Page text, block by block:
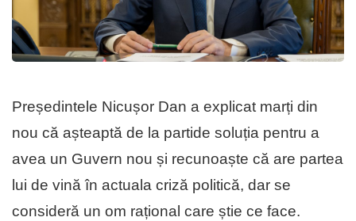
Președintele Nicușor Dan a explicat marți din
nou că așteaptă de la partide soluția pentru a
avea un Guvern nou și recunoaște că are partea
lui de vină în actuala criză politică, dar se
consideră un om rațional care știe ce face.